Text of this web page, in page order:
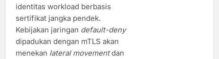
identitas workload berbasis
sertifikat jangka pendek.
Kebijakan jaringan default-deny
dipadukan dengan mTLS akan
menekan lateral movementdan